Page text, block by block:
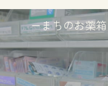
ーまちのお薬